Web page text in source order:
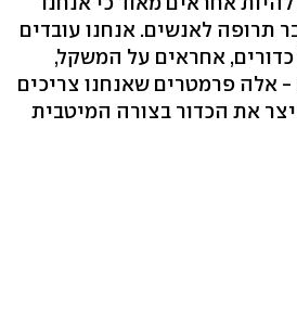
תרופה לאנשים. אנחנו עובדים
כדורים, אחראים על המשקל,
אלה פרמטרים שאנחנו צריכים
את הכדור בצורה המיטבית